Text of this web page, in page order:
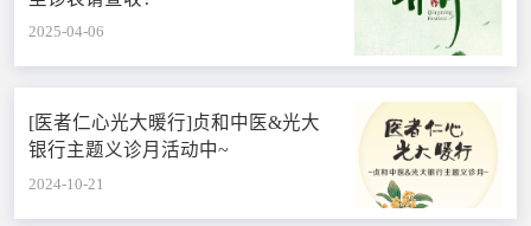
2025-04-06
[医者仁心光大暖行]贞和中医&光大
银行主题义诊月活动中~
2024-10-21